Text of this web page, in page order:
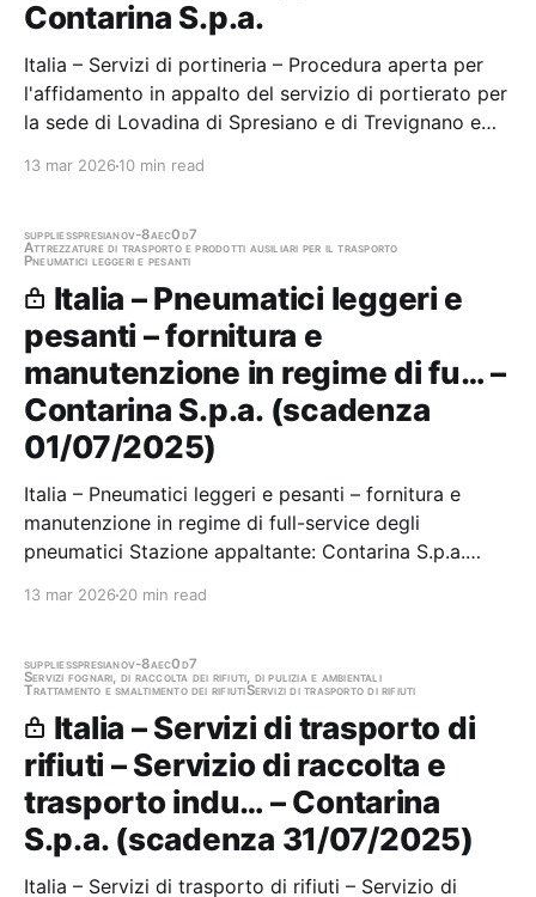
Contarina S.p.a.
Italia – Servizi di portineria – Procedura aperta per
l'affidamento in appalto del servizio di portierato per
la sede di Lovadina di Spresiano e di Trevignano e
13 mar 2026 10 min read
suppliesspresianov-8aec0d7
Attrezzature di trasporto e prodotti ausiliari per il trasporto
Pneumatici leggeri e pesanti
Italia – Pneumatici leggeri e
pesanti – fornitura e
manutenzione in regime di fu… –
Contarina S.p.a. (scadenza
01/07/2025)
Italia – Pneumatici leggeri e pesanti – fornitura e
manutenzione in regime di full-service degli
pneumatici Stazione appaltante: Contarina S.p.a.
13 mar 2026 20 min read
suppliesspresianov-8aec0d7
Servizi fognari, di raccolta dei rifiuti, di pulizia e ambientali
Trattamento e smaltimento dei rifiutiServizi di trasporto di rifiuti
Italia – Servizi di trasporto di
rifiuti – Servizio di raccolta e
trasporto indu… – Contarina
S.p.a. (scadenza 31/07/2025)
Italia – Servizi di trasporto di rifiuti – Servizio di